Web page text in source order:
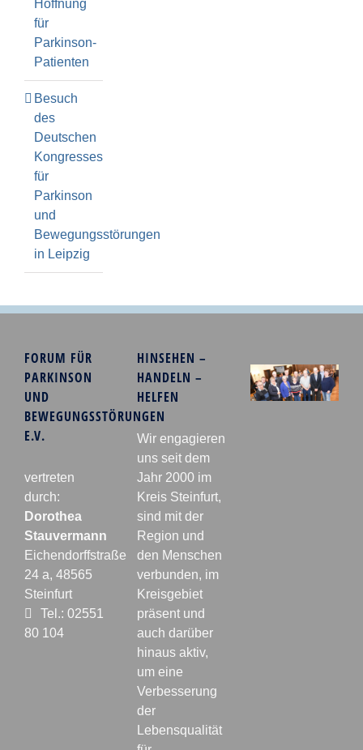
Hoffnung
für
Parkinson-
Patienten
Besuch
des
Deutschen
Kongresses
für
Parkinson
und
Bewegungsstörungen
in Leipzig
FORUM FÜR
PARKINSON
UND
BEWEGUNGSSTÖRUNGEN
E.V.
vertreten
durch:
Dorothea
Stauvermann
Eichendorffstraße
24 a, 48565
Steinfurt
Tel.: 02551
80 104
HINSEHEN –
HANDELN –
HELFEN
Wir engagieren
uns seit dem
Jahr 2000 im
Kreis Steinfurt,
sind mit der
Region und
den Menschen
verbunden, im
Kreisgebiet
präsent und
auch darüber
hinaus aktiv,
um eine
Verbesserung
der
Lebensqualität